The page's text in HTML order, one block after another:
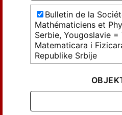
Bulletin de la
Mathématiciens et
Serbie, Yougoslavie =
Matematicara i
Republike Srbije